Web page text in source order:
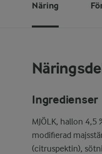
Näring
Ingredienser
MJÖLK, hallon 4,5
modifierad
(citruspektin),